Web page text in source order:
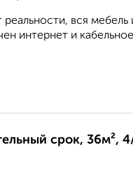
вся мебель
интернет и
срок, 36м²,